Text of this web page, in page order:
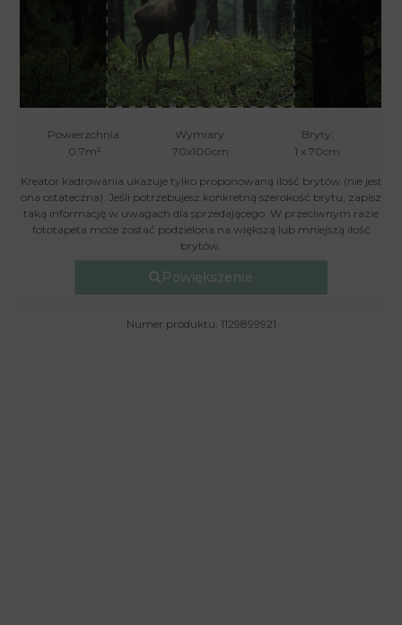
Powierzchnia:
0.7m²
Wymiary:
70x100cm
Bryty:
1 x 70cm
Kreator kadrowania ukazuje tylko proponowaną ilość brytów (nie jest
ona ostateczna). Jeśli potrzebujesz konkretną szerokość brytu, zapisz
taką informację w uwagach dla sprzedającego. W przeciwnym razie
fototapeta może zostać podzielona na większą lub mniejszą ilość
brytów.
Powiększenie
Numer produktu: 1129899921